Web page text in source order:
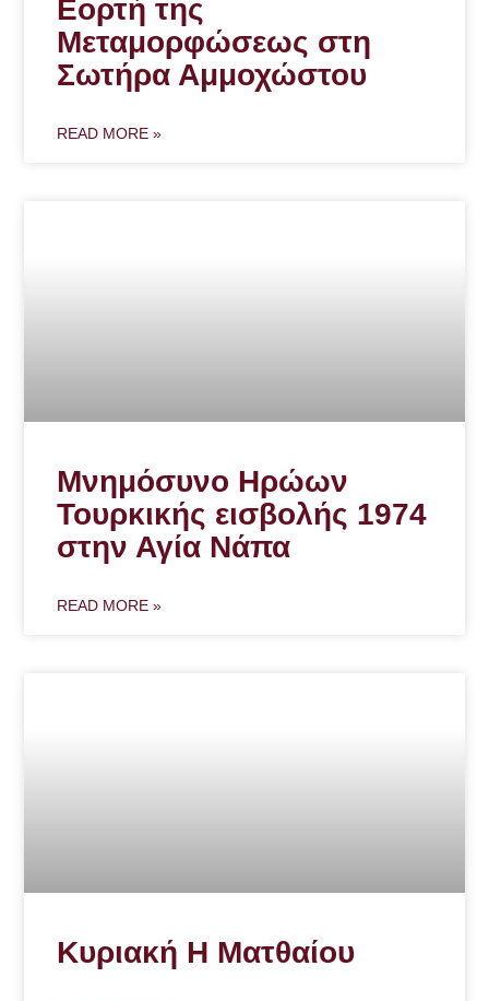
Εορτή της
Μεταμορφώσεως στη
Σωτήρα Αμμοχώστου
READ MORE »
Μνημόσυνο Ηρώων
Τουρκικής εισβολής 1974
στην Αγία Νάπα
READ MORE »
Κυριακή Η Ματθαίου